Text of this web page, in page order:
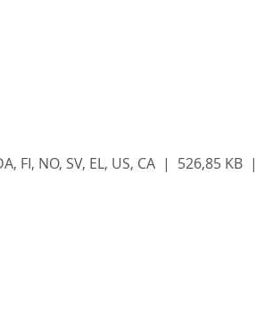
FI, NO, SV, EL, US, CA | 526,85 KB |